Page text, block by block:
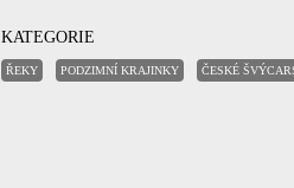
KATEGORIE
ŘEKY PODZIMNÍ KRAJINKY ČESKÉ